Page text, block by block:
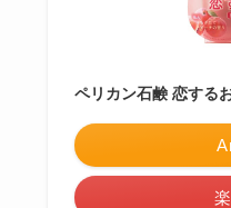
ペリカン石鹸 恋する